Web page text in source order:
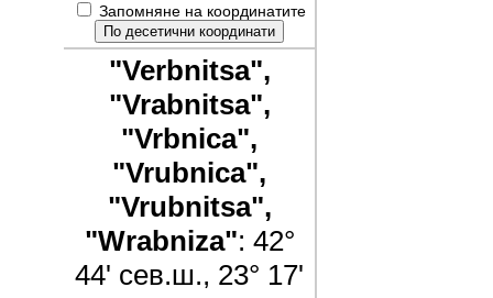
Запомняне на координатите
"Verbnitsa",
"Vrabnitsa",
"Vrbnica",
"Vrubnica",
"Vrubnitsa",
"Wrabniza": 42°
44' сев.ш., 23° 17'